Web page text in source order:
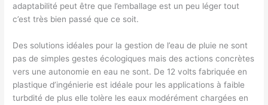
adaptabilité peut être que l’emballage est un peu léger tout
c’est très bien passé que ce soit.
Des solutions idéales pour la gestion de l’eau de pluie ne sont
pas de simples gestes écologiques mais des actions concrètes
vers une autonomie en eau ne sont. De 12 volts fabriquée en
plastique d’ingénierie est idéale pour les applications à faible
turbdité de plus elle tolère les eaux modérément chargées en